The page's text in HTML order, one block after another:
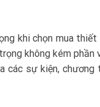
khi chọn mua thiết
không kém phần
các sự kiện,